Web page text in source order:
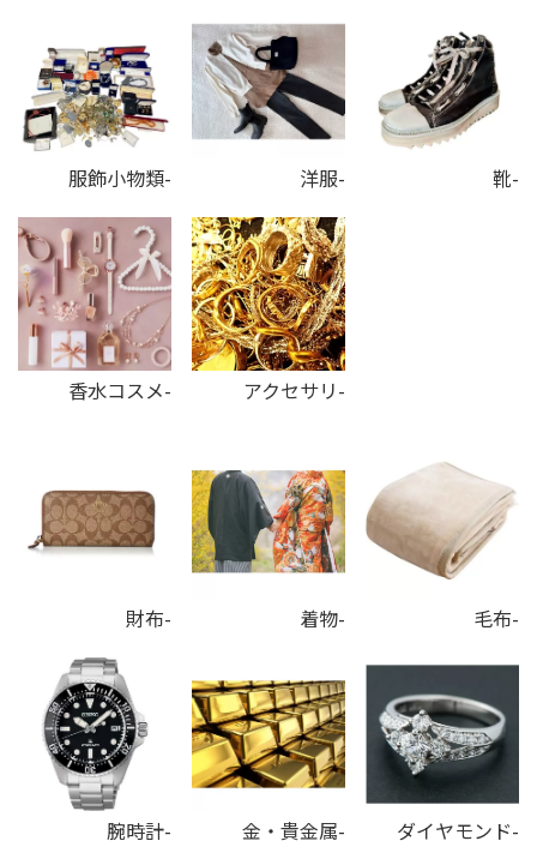
服飾小物類- 洋服- 靴-
香水コスメ- アクセサリ-
財布- 着物- 毛布-
腕時計- 金・貴金属- ダイヤモンド-